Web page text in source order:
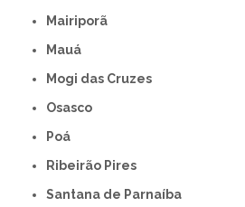
Mairiporã
Mauá
Mogi das Cruzes
Osasco
Poá
Ribeirão Pires
Santana de Parnaíba